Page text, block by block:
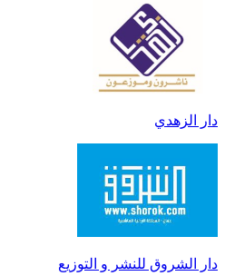
دار الزهدي
دار الشروق للنشر و التوزيع